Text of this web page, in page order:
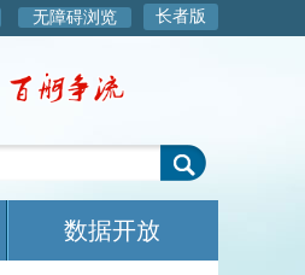
无障碍浏览 长者版
数据开放